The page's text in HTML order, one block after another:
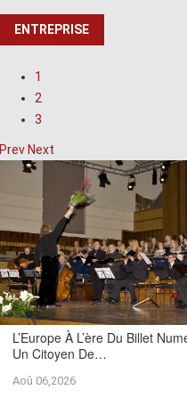
ENTREPRISE
1
2
3
Prev Next
L’Europe À L’ère Du Billet
Un Citoyen De…
Aoû 06,2026